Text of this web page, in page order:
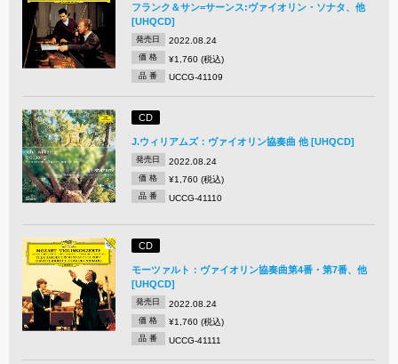
フランク＆サン=サーンス:ヴァイオリン・ソナタ、他
[UHQCD]
発売日 2022.08.24
価 格 ¥1,760 (税込)
品 番 UCCG-41109
CD
J.ウィリアムズ：ヴァイオリン協奏曲 他 [UHQCD]
発売日 2022.08.24
価 格 ¥1,760 (税込)
品 番 UCCG-41110
CD
モーツァルト：ヴァイオリン協奏曲第4番・第7番、他
[UHQCD]
発売日 2022.08.24
価 格 ¥1,760 (税込)
品 番 UCCG-41111